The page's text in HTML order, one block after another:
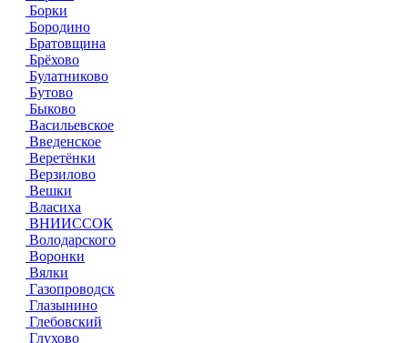
Борки
Бородино
Братовщина
Брёхово
Булатниково
Бутово
Быково
Васильевское
Введенское
Веретёнки
Верзилово
Вешки
Власиха
ВНИИССОК
Володарского
Воронки
Вялки
Газопроводск
Глазынино
Глебовский
Глухово